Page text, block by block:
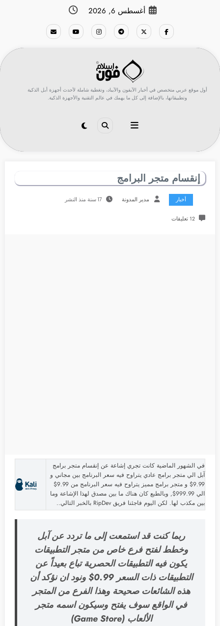
أغسطس 6, 2026
أول موقع عربي متخصص في أخبار الآيفون والآيباد، وتغطية شاملة لأحدث أجهزة أبل الذكية
وتطبيقاتها، بالإضافة إلى كل ما يهمك في عالم التقنية والأجهزة الذكية.
إنقسام متجر البرامج
أخبار مدير المدونة 17 سنة منذ النشر
12 تعليقات
في الشهور الماضية كانت تجري إشاعة عن إنقسام متجر برامج
آبل الي متجر برامج عادي يتراوح فيه سعر البرنامج بين مجاني و
9.99$ و متجر برامج مميز يتراوح فيه سعر البرنامج من 9.99$
الي 999.99$, وبالطبع كان هناك ما بين مصدق لهذا الإشاعة وما
بين مكذب لها. لكن اليوم فاجئنا فريق RipDev بالخبر التالي..
ربما كنت قد استمعت إلى ما تردد عن آبل
وخطط لفتح فرع خاص من متجر التطبيقات
يكون فيه التطبيقات الحصرية تباع بعيداً عن
التطبيقات ذات السعر 0.99$ ونود ان نؤكد أن
هذه الشائعات صحيحة وهذا الفرع من المتجر
في الواقع سوف يفتح وسيكون اسمه متجر
الألعاب (Game Store)